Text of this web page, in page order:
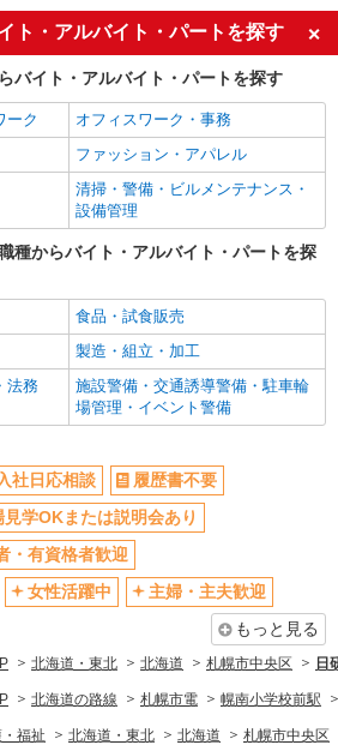
通費別途支給
海道札幌市中央区南１４条西
詳細を見る
北海道支社
人ホームでの入浴専従
遣時給】1,200〜1,350円（資格・経験によ
通費別途支給
詳細を見る
ス 北海道支社
遣時給】1,350〜1,500円（資格・経験によ
通費別途支給
道札幌市中央区南18条西
詳細を見る
北海道支社
遣時給】1,350〜1,500円（資格・経験によ
通費別途支給
ミドル（40代～）活躍中
深夜
社会保険あり
ト・アルバイト・パートを探す
バイト・アルバイト・パートを探す
ーク
オフィスワーク・事務
ファッション・アパレル
清掃・警備・ビルメンテナンス・
設備管理
種からバイト・アルバイト・パートを探
食品・試食販売
製造・組立・加工
法務
施設警備・交通誘導警備・駐車輪
場管理・イベント警備
入社日応相談
履歴書不要
見学OKまたは説明会あり
・有資格者歓迎
女性活躍中
主婦・主夫歓迎
もっと見る
北海道・東北 北海道 札幌市中央区 日
北海道の路線 札幌市電 幌南小学校前駅
福祉 北海道・東北 北海道 札幌市中央区